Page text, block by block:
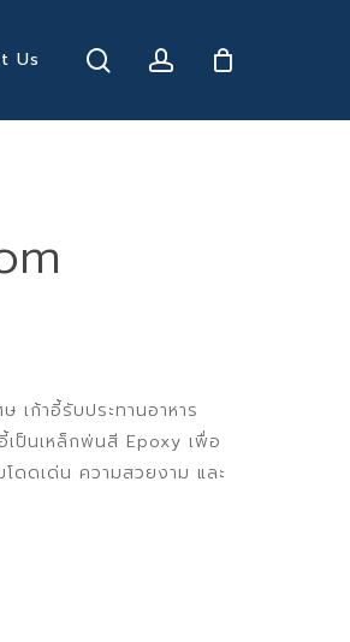
Us search account
.
เก้าอี้รับประทานอาหาร
ป็นเหล็กพ่นสี Epoxy เพื่อ
ดดเด่น ความสวยงาม และ